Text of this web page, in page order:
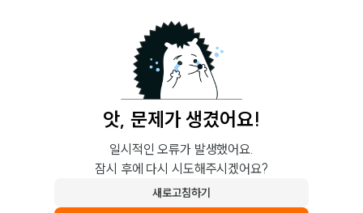
앗, 문제가 생겼어요!
일시적인 오류가 발생했어요.
잠시 후에 다시 시도해주시겠어요?
새로고침하기